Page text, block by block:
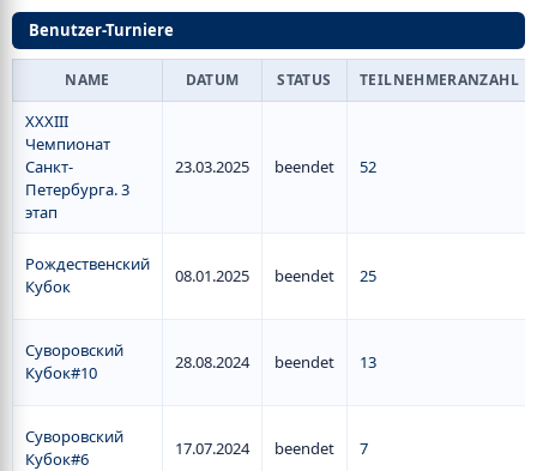
Benutzer-Turniere
NAME DATUM STATUS TEILNEHMERANZAHL
XXXIII
Чемпионат
Санкт-
Петербурга. 3
этап
23.03.2025 beendet 52
Рождественский
Кубок
08.01.2025 beendet 25
Суворовский
Кубок#10
28.08.2024 beendet 13
Суворовский
Кубок#6
17.07.2024 beendet 7